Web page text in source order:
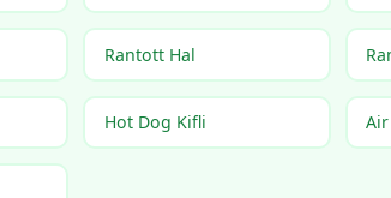
Rantott Hal
Hot Dog Kifli